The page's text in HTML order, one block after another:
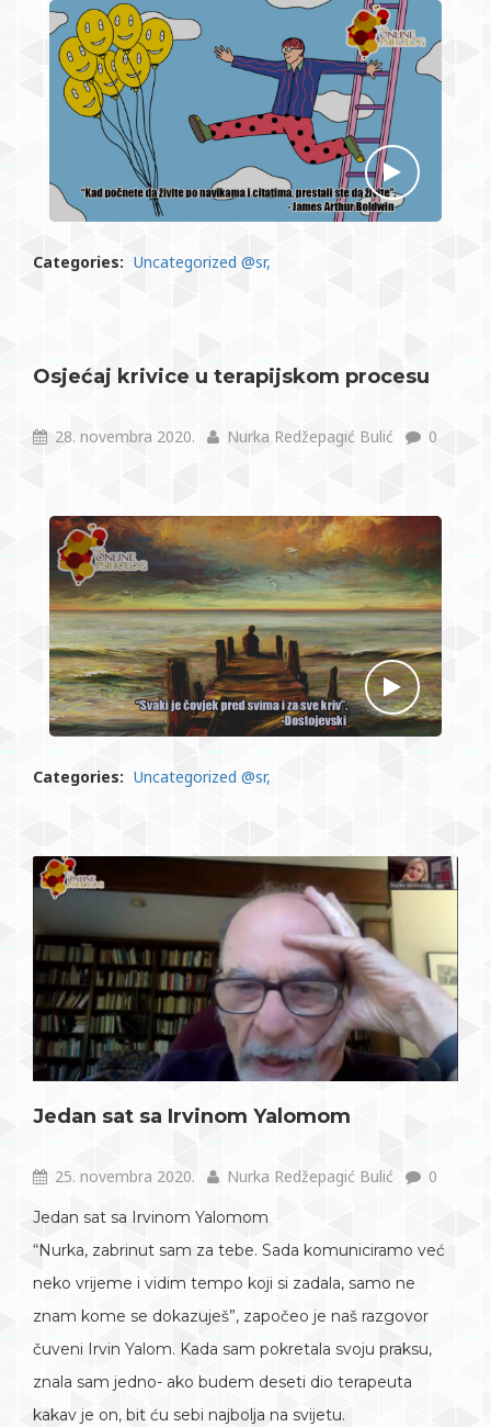
Categories: Uncategorized @sr
Osjećaj krivice u terapijskom procesu
28. novembra 2020. Nurka Redžepagić Bulić 0
Categories: Uncategorized @sr
Jedan sat sa Irvinom Yalomom
25. novembra 2020. Nurka Redžepagić Bulić 0
Jedan sat sa Irvinom Yalomom
“Nurka, zabrinut sam za tebe. Sada komuniciramo već
neko vrijeme i vidim tempo koji si zadala, samo ne
znam kome se dokazuješ”, započeo je naš razgovor
čuveni Irvin Yalom. Kada sam pokretala svoju praksu,
znala sam jedno- ako budem deseti dio terapeuta
kakav je on, bit ću sebi najbolja na svijetu.